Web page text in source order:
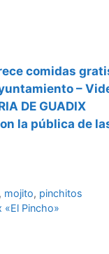
comidas
–
DE GUADIX
la pública de
, mojito, pinchitos
«El Pincho»